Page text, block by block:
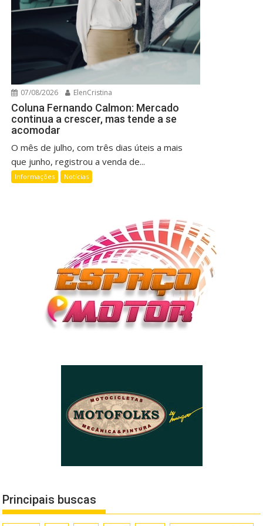
07/08/2026 ElenCristina
Coluna Fernando Calmon: Mercado
continua a crescer, mas tende a se
acomodar
O mês de julho, com três dias úteis a mais
que junho, registrou a venda de...
Informações Notícias
Principais buscas